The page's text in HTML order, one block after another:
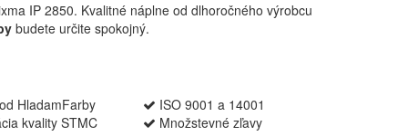
IP 2850. Kvalitné náplne od dlhoročného výrobcu
budete určite spokojný.
HladamFarby
kvality STMC
ISO 9001 a 14001
Množstevné zľavy